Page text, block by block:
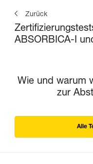
Zurück
ABSORBICA-I
Wie und warum
zur
Alle